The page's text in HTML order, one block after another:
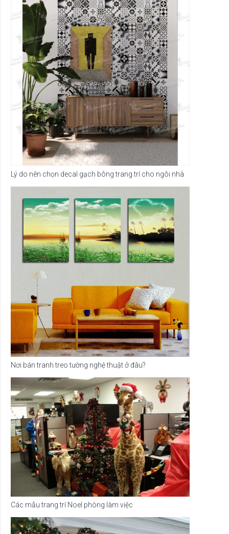
Lý do nên chọn decal gạch bông trang trí cho ngôi nhà
Nơi bán tranh treo tường nghệ thuật ở đâu?
Các mẫu trang trí Noel phòng làm việc